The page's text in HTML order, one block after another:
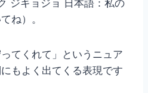
ジキョジョ 日本語：私の
ね）。
てくれて」というニュア
もよく出てくる表現です